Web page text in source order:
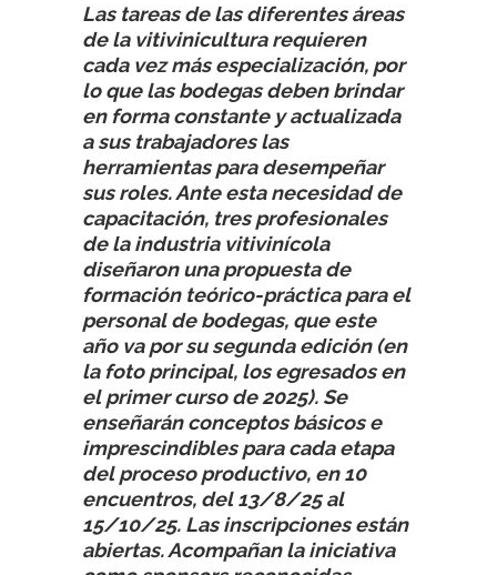
Las tareas de las diferentes áreas
de la vitivinicultura requieren
cada vez más especialización, por
lo que las bodegas deben brindar
en forma constante y actualizada
a sus trabajadores las
herramientas para desempeñar
sus roles. Ante esta necesidad de
capacitación, tres profesionales
de la industria vitivinícola
diseñaron una propuesta de
formación teórico-práctica para el
personal de bodegas, que este
año va por su segunda edición (en
la foto principal, los egresados en
el primer curso de 2025). Se
enseñarán conceptos básicos e
imprescindibles para cada etapa
del proceso productivo, en 10
encuentros, del 13/8/25 al
15/10/25. Las inscripciones están
abiertas. Acompañan la iniciativa